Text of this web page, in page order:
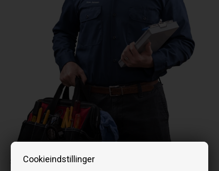
Cookieindstillinger
Service af CMG pilleovn